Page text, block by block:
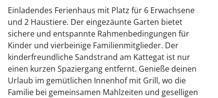
Einladendes Ferienhaus mit Platz für 6 Erwachsene
und 2 Haustiere. Der eingezäunte Garten bietet
sichere und entspannte Rahmenbedingungen für
Kinder und vierbeinige Familienmitglieder. Der
kinderfreundliche Sandstrand am Kattegat ist nur
einen kurzen Spaziergang entfernt. Genieße deinen
Urlaub im gemütlichen Innenhof mit Grill, wo die
Familie bei gemeinsamen Mahlzeiten und geselligen